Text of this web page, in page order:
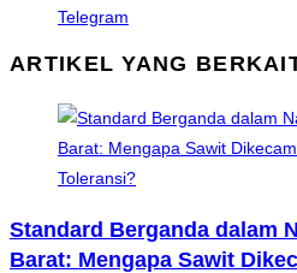
Telegram
ARTIKEL YANG
Standard Berganda dalam
Barat: Mengapa Sawit